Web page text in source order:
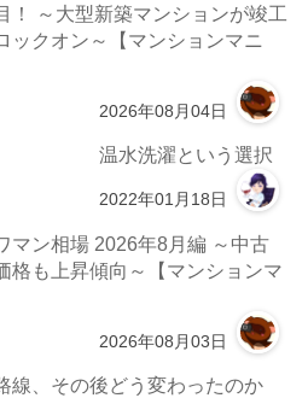
！ ～大型新築マンションが竣工
ックオン～【マンションマニ
2026年08月04日
温水洗濯という選択
2022年01月18日
マン相場 2026年8月編 ～中古
格も上昇傾向～【マンションマ
2026年08月03日
線、その後どう変わったのか